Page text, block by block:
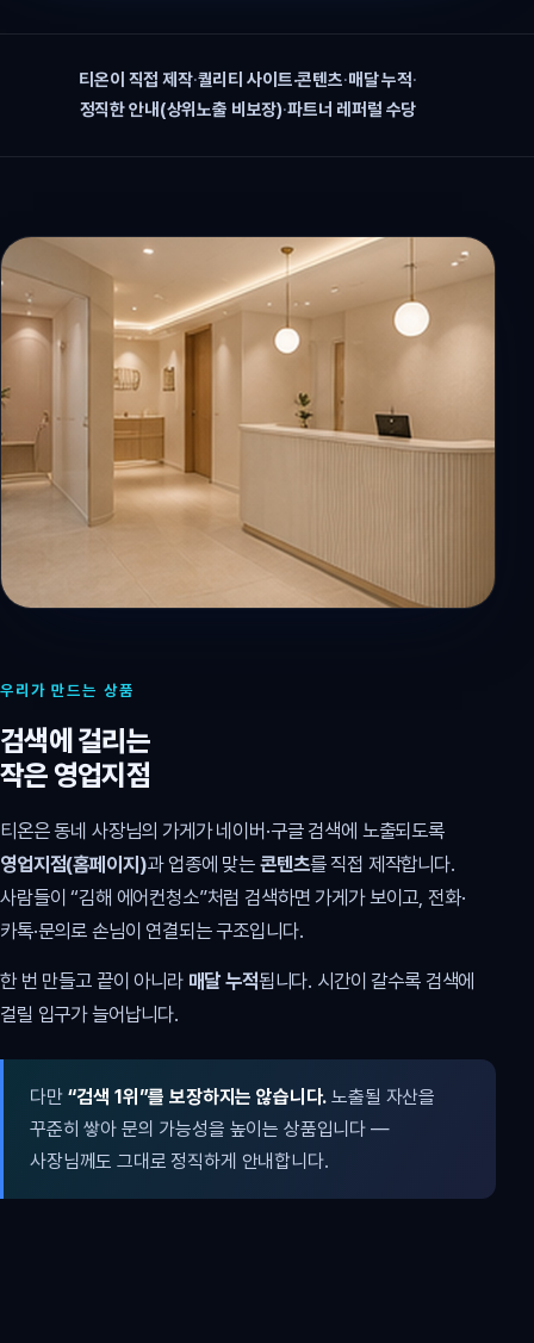
티온이 직접 제작·퀄리티 사이트·콘텐츠·매달 누적·
정직한 안내(상위노출 비보장)·파트너 레퍼럴 수당
우리가 만드는 상품
검색에 걸리는
작은 영업지점
티온은 동네 사장님의 가게가 네이버·구글 검색에 노출되도록
영업지점(홈페이지)과 업종에 맞는 콘텐츠를 직접 제작합니다.
사람들이 “김해 에어컨청소”처럼 검색하면 가게가 보이고, 전화·
카톡·문의로 손님이 연결되는 구조입니다.
한 번 만들고 끝이 아니라 매달 누적됩니다. 시간이 갈수록 검색에
걸릴 입구가 늘어납니다.
다만 “검색 1위”를 보장하지는 않습니다. 노출될 자산을
꾸준히 쌓아 문의 가능성을 높이는 상품입니다 —
사장님께도 그대로 정직하게 안내합니다.